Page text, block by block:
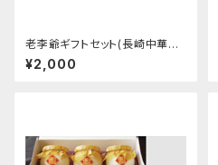
老李爺ギフトセット(長崎中華菓
子)
¥2,000